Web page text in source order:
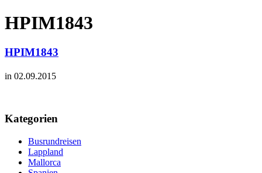
HPIM1843
HPIM1843
in 02.09.2015
Kategorien
Busrundreisen
Lappland
Mallorca